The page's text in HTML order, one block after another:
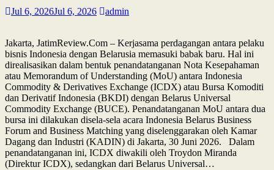
Jul 6, 2026Jul 6, 2026 admin
Jakarta, JatimReview.Com – Kerjasama perdagangan antara pelaku
bisnis Indonesia dengan Belarusia memasuki babak baru. Hal ini
direalisasikan dalam bentuk penandatanganan Nota Kesepahaman
atau Memorandum of Understanding (MoU) antara Indonesia
Commodity & Derivatives Exchange (ICDX) atau Bursa Komoditi
dan Derivatif Indonesia (BKDI) dengan Belarus Universal
Commodity Exchange (BUCE). Penandatanganan MoU antara dua
bursa ini dilakukan disela-sela acara Indonesia Belarus Business
Forum and Business Matching yang diselenggarakan oleh Kamar
Dagang dan Industri (KADIN) di Jakarta, 30 Juni 2026. Dalam
penandatanganan ini, ICDX diwakili oleh Troydon Miranda
(Direktur ICDX), sedangkan dari Belarus Universal…